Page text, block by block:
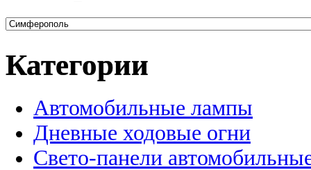
Категории
Автомобильные лампы
Дневные ходовые огни
Свето-панели